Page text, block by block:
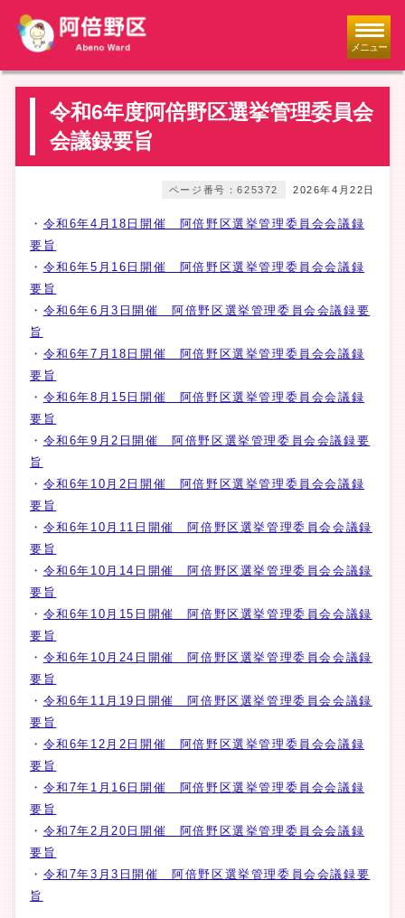
メニュー
令和6年度阿倍野区選挙管理委員会
会議録要旨
2026年4月22日
ページ番号：625372
・ 令和6年4月18日開催 阿倍野区選挙管理委員会会議録
要旨
・ 令和6年5月16日開催 阿倍野区選挙管理委員会会議録
要旨
・ 令和6年6月3日開催 阿倍野区選挙管理委員会会議録要
旨
・ 令和6年7月18日開催 阿倍野区選挙管理委員会会議録
要旨
・ 令和6年8月15日開催 阿倍野区選挙管理委員会会議録
要旨
・ 令和6年9月2日開催 阿倍野区選挙管理委員会会議録要
旨
・ 令和6年10月2日開催 阿倍野区選挙管理委員会会議録
要旨
・ 令和6年10月11日開催 阿倍野区選挙管理委員会会議録
要旨
・ 令和6年10月14日開催 阿倍野区選挙管理委員会会議録
要旨
・ 令和6年10月15日開催 阿倍野区選挙管理委員会会議録
要旨
・ 令和6年10月24日開催 阿倍野区選挙管理委員会会議録
要旨
・ 令和6年11月19日開催 阿倍野区選挙管理委員会会議録
要旨
・ 令和6年12月2日開催 阿倍野区選挙管理委員会会議録
要旨
・ 令和7年1月16日開催 阿倍野区選挙管理委員会会議録
要旨
・ 令和7年2月20日開催 阿倍野区選挙管理委員会会議録
要旨
・ 令和7年3月3日開催 阿倍野区選挙管理委員会会議録要
旨